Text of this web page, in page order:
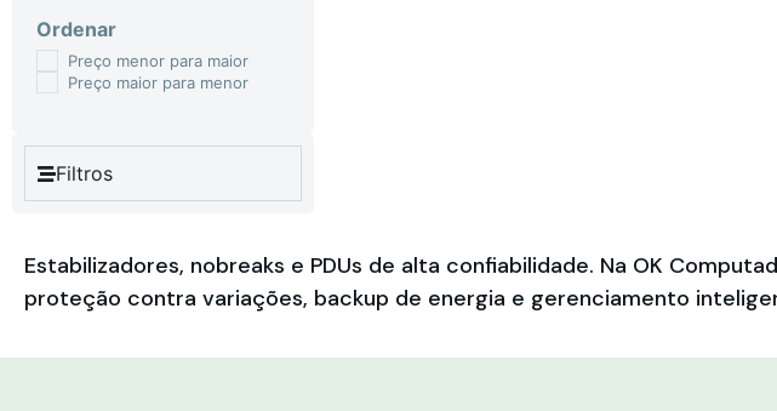
Ordenar
Preço menor para maior
Preço maior para menor
Filtros
Estabilizadores, nobreaks e PDUs de alta confiabilidade. Na OK
proteção contra variações, backup de energia e gerenciamento